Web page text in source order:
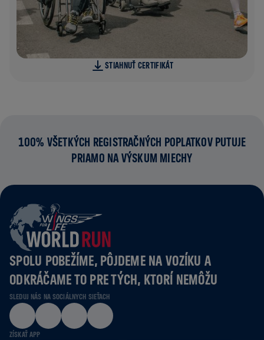
STIAHNUŤ CERTIFIKÁT
100% VŠETKÝCH REGISTRAČNÝCH POPLATKOV PUTUJE
PRIAMO NA VÝSKUM MIECHY
SPOLU POBEŽÍME, PÔJDEME NA VOZÍKU A
ODKRÁČAME TO PRE TÝCH, KTORÍ NEMÔŽU
SLEDUJ NÁS NA SOCIÁLNYCH SIEŤACH
ZÍSKAŤ APP